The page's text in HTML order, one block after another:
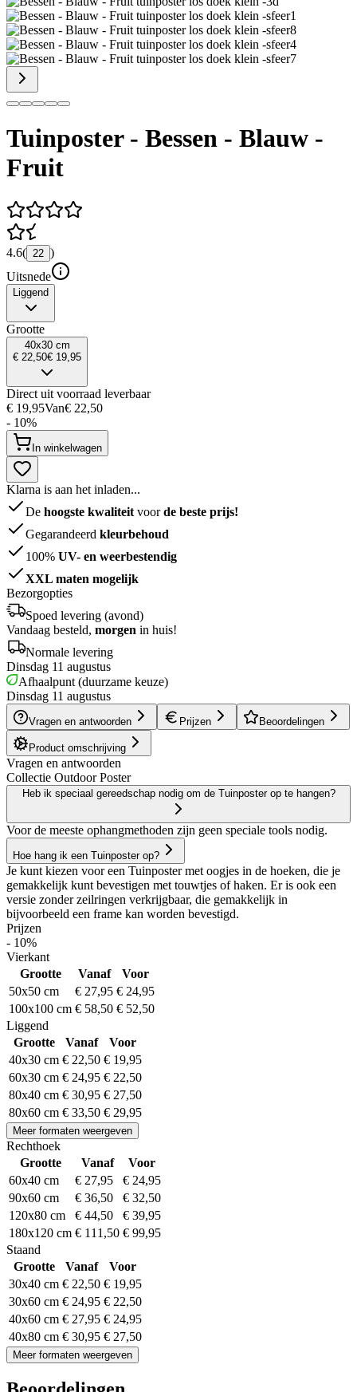
Tuinposter - Bessen - Blauw -
Fruit
4.6( 22 )
Uitsnede
Liggend
Grootte
40x30 cm
€ 22,50€ 19,95
Direct uit voorraad leverbaar
€ 19,95Van€ 22,50
- 10%
In winkelwagen
Klarna is aan het inladen...
De hoogste kwaliteit voorde beste prijs!
Gegarandeerd kleurbehoud
100% UV- en weerbestendig
XXL maten mogelijk
Bezorgopties
Spoed levering (avond)
Vandaag besteld, morgen in huis!
Normale levering
Dinsdag 11 augustus
Afhaalpunt (duurzame keuze)
Dinsdag 11 augustus
Vragen en antwoorden Prijzen Beoordelingen
Product omschrijving
Vragen en antwoorden
Collectie Outdoor Poster
Heb ik speciaal gereedschap nodig om de Tuinposter op te hangen?
Voor de meeste ophangmethoden zijn geen speciale tools nodig.
Hoe hang ik een Tuinposter op?
Je kunt kiezen voor een Tuinposter met oogjes in de hoeken, die je
gemakkelijk kunt bevestigen met touwtjes of haken. Er is ook een
versie zonder zeilringen verkrijgbaar, die gemakkelijk in
bijvoorbeeld een frame kan worden bevestigd.
Prijzen
- 10%
Vierkant
Grootte
Vanaf
Voor
50x50 cm
€ 27,95 € 24,95
100x100 cm € 58,50 € 52,50
Liggend
Grootte
Vanaf
Voor
40x30 cm € 22,50 € 19,95
60x30 cm € 24,95 € 22,50
80x40 cm € 30,95 € 27,50
80x60 cm € 33,50 € 29,95
Meer formaten weergeven
Rechthoek
Grootte
Vanaf
Voor
60x40 cm
€ 27,95
€ 24,95
90x60 cm
€ 36,50
€ 32,50
120x80 cm
€ 44,50
€ 39,95
180x120 cm € 111,50 € 99,95
Staand
Grootte
Vanaf
Voor
30x40 cm € 22,50 € 19,95
30x60 cm € 24,95 € 22,50
40x60 cm € 27,95 € 24,95
40x80 cm € 30,95 € 27,50
Meer formaten weergeven